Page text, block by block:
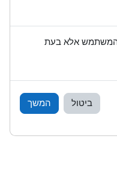
המשתמש אלא בעת
ביטול המשך